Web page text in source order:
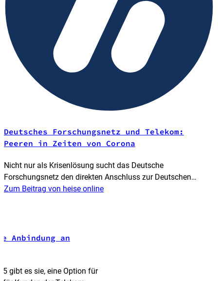
Deutsches Forschungsnetz und Telekom:
Peeren in Zeiten von Corona
Nicht nur als Krisenlösung sucht das Deutsche
Forschungsnetz den direkten Anschluss zur Deutschen
Telekom. Die wollte sich aber zuerst auf nichts einlassen.
Zum Beitrag von heise online
Anbindung an
gibt es sie, eine Option für